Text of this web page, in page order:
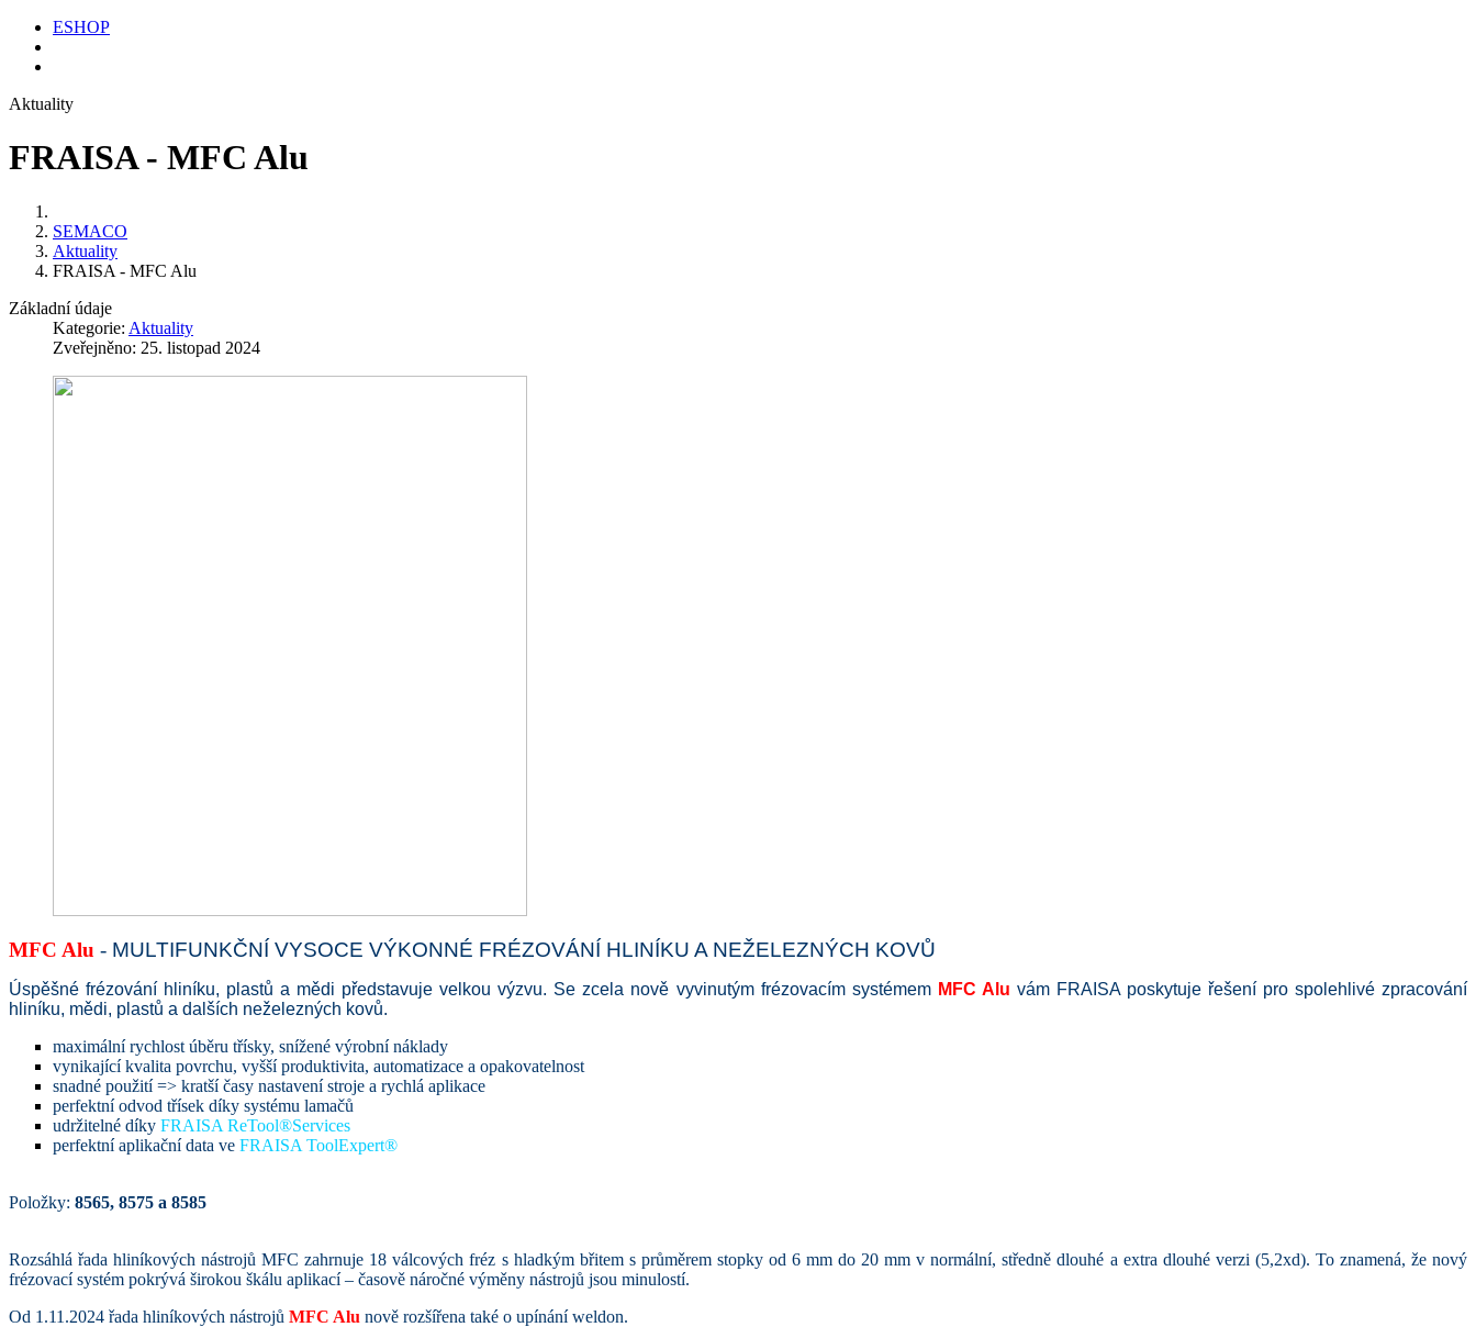
ESHOP
Aktuality
FRAISA - MFC Alu
SEMACO
Aktuality
FRAISA - MFC Alu
Základní údaje
Kategorie: Aktuality
Zveřejněno: 25. listopad 2024
MFC Alu - MULTIFUNKČNÍ VYSOCE VÝKONNÉ FRÉZOVÁNÍ HLINÍKU A NEŽELEZNÝCH KOVŮ
Úspěšné frézování hliníku, plastů a mědi představuje velkou výzvu. Se zcela nově vyvinutým frézovacím systémem MFC Alu vám FRAISA poskytuje řešení pro spolehlivé zpracování
hliníku, mědi, plastů a dalších neželezných kovů.
maximální rychlost úběru třísky, snížené výrobní náklady
vynikající kvalita povrchu, vyšší produktivita, automatizace a opakovatelnost
snadné použití => kratší časy nastavení stroje a rychlá aplikace
perfektní odvod třísek díky systému lamačů
udržitelné díky FRAISA ReTool®Services
perfektní aplikační data ve FRAISA ToolExpert®
Položky: 8565, 8575 a 8585
Rozsáhlá řada hliníkových nástrojů MFC zahrnuje 18 válcových fréz s hladkým břitem s průměrem stopky od 6 mm do 20 mm v normální, středně dlouhé a extra dlouhé verzi (5,2xd). To znamená, že nový
frézovací systém pokrývá širokou škálu aplikací – časově náročné výměny nástrojů jsou minulostí.
Od 1.11.2024 řada hliníkových nástrojů MFC Alu nově rozšířena také o upínání weldon.